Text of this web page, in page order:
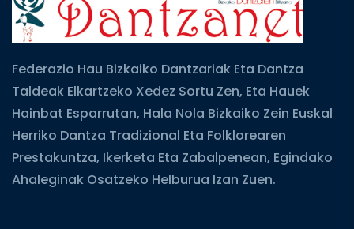
Federazio Hau Bizkaiko Dantzariak Eta Dantza
Taldeak Elkartzeko Xedez Sortu Zen, Eta Hauek
Hainbat Esparrutan, Hala Nola Bizkaiko Zein Euskal
Herriko Dantza Tradizional Eta Folklorearen
Prestakuntza, Ikerketa Eta Zabalpenean, Egindako
Ahaleginak Osatzeko Helburua Izan Zuen.